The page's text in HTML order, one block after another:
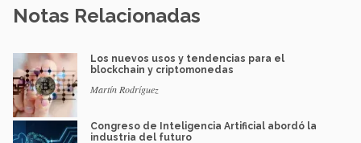
Notas Relacionadas
Los nuevos usos y tendencias para el
blockchain y criptomonedas
Martín Rodríguez
Congreso de Inteligencia Artificial abordó la
industria del futuro